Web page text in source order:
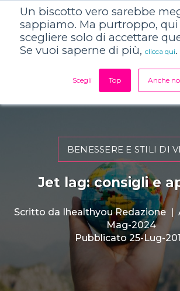
Un biscotto vero sarebbe
sappiamo. Ma purtroppo,
scegliere solo di accettare
Se vuoi saperne di più, clicca qui.
Scegli Top Anche no
BENESSERE E STILI DI
Jet lag: consigli e
Scritto da Ihealthyou Redazione|
Mag-2024
Pubblicato 25-Lug-